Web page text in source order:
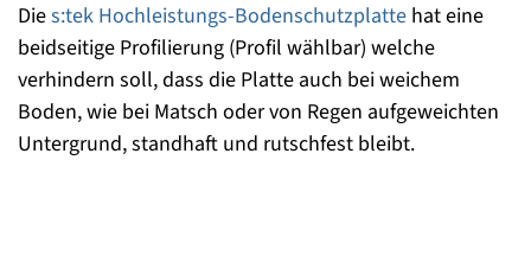
Dies:tek Hochleistungs-Bodenschutzplatte hat eine
beidseitige Profilierung (Profil wählbar) welche
verhindern soll, dass die Platte auch bei weichem
Boden, wie bei Matsch oder von Regen aufgeweichten
Untergrund, standhaft und rutschfest bleibt.